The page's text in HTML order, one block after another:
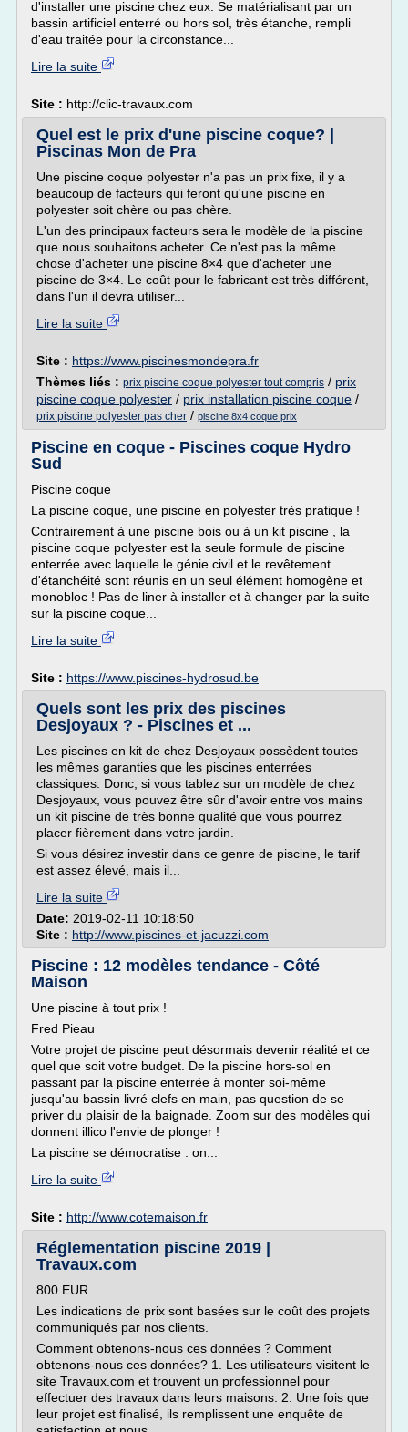
d'installer une piscine chez eux. Se matérialisant par un
bassin artificiel enterré ou hors sol, très étanche, rempli
d'eau traitée pour la circonstance...
Lire la suite
Site : http://clic-travaux.com
Quel est le prix d'une piscine coque? |
Piscinas Mon de Pra
Une piscine coque polyester n'a pas un prix fixe, il y a
beaucoup de facteurs qui feront qu'une piscine en
polyester soit chère ou pas chère.
L'un des principaux facteurs sera le modèle de la piscine
que nous souhaitons acheter. Ce n'est pas la même
chose d'acheter une piscine 8×4 que d'acheter une
piscine de 3×4. Le coût pour le fabricant est très différent,
dans l'un il devra utiliser...
Lire la suite
Site : https://www.piscinesmondepra.fr
Thèmes liés : prix piscine coque polyester tout compris / prix
piscine coque polyester / prix installation piscine coque /
prix piscine polyester pas cher / piscine 8x4 coque prix
Piscine en coque - Piscines coque Hydro
Sud
Piscine coque
La piscine coque, une piscine en polyester très pratique !
Contrairement à une piscine bois ou à un kit piscine , la
piscine coque polyester est la seule formule de piscine
enterrée avec laquelle le génie civil et le revêtement
d'étanchéité sont réunis en un seul élément homogène et
monobloc ! Pas de liner à installer et à changer par la suite
sur la piscine coque...
Lire la suite
Site : https://www.piscines-hydrosud.be
Quels sont les prix des piscines
Desjoyaux ? - Piscines et ...
Les piscines en kit de chez Desjoyaux possèdent toutes
les mêmes garanties que les piscines enterrées
classiques. Donc, si vous tablez sur un modèle de chez
Desjoyaux, vous pouvez être sûr d'avoir entre vos mains
un kit piscine de très bonne qualité que vous pourrez
placer fièrement dans votre jardin.
Si vous désirez investir dans ce genre de piscine, le tarif
est assez élevé, mais il...
Lire la suite
Date: 2019-02-11 10:18:50
Site : http://www.piscines-et-jacuzzi.com
Piscine : 12 modèles tendance - Côté
Maison
Une piscine à tout prix !
Fred Pieau
Votre projet de piscine peut désormais devenir réalité et ce
quel que soit votre budget. De la piscine hors-sol en
passant par la piscine enterrée à monter soi-même
jusqu'au bassin livré clefs en main, pas question de se
priver du plaisir de la baignade. Zoom sur des modèles qui
donnent illico l'envie de plonger !
La piscine se démocratise : on...
Lire la suite
Site : http://www.cotemaison.fr
Réglementation piscine 2019 |
Travaux.com
800 EUR
Les indications de prix sont basées sur le coût des projets
communiqués par nos clients.
Comment obtenons-nous ces données ? Comment
obtenons-nous ces données? 1. Les utilisateurs visitent le
site Travaux.com et trouvent un professionnel pour
effectuer des travaux dans leurs maisons. 2. Une fois que
leur projet est finalisé, ils remplissent une enquête de